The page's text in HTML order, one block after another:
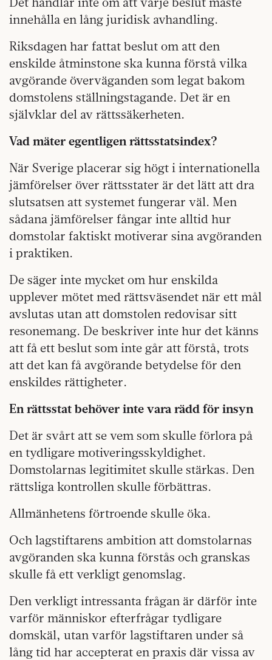
innehålla en lång juridisk avhandling.
Riksdagen har fattat beslut om att den
enskilde åtminstone ska kunna förstå vilka
avgörande överväganden som legat bakom
domstolens ställningstagande. Det är en
självklar del av rättssäkerheten.
Vad mäter egentligen rättsstatsindex?
När Sverige placerar sig högt i internationella
jämförelser över rättsstater är det lätt att dra
slutsatsen att systemet fungerar väl. Men
sådana jämförelser fångar inte alltid hur
domstolar faktiskt motiverar sina avgöranden
i praktiken.
De säger inte mycket om hur enskilda
upplever mötet med rättsväsendet när ett mål
avslutas utan att domstolen redovisar sitt
resonemang. De beskriver inte hur det känns
att få ett beslut som inte går att förstå, trots
att det kan få avgörande betydelse för den
enskildes rättigheter.
En rättsstat behöver inte vara rädd för insyn
Det är svårt att se vem som skulle förlora på
en tydligare motiveringsskyldighet.
Domstolarnas legitimitet skulle stärkas. Den
rättsliga kontrollen skulle förbättras.
Allmänhetens förtroende skulle öka.
Och lagstiftarens ambition att domstolarnas
avgöranden ska kunna förstås och granskas
skulle få ett verkligt genomslag.
Den verkligt intressanta frågan är därför inte
varför människor efterfrågar tydligare
domskäl, utan varför lagstiftaren under så
lång tid har accepterat en praxis där vissa av